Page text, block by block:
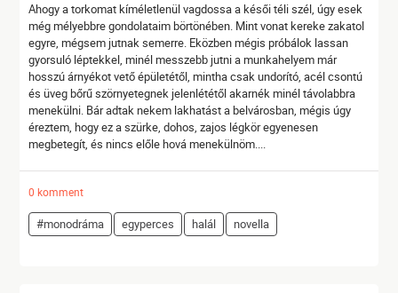
Ahogy a torkomat kíméletlenül vagdossa a késői téli szél, úgy esek
még mélyebbre gondolataim börtönében. Mint vonat kereke zakatol
egyre, mégsem jutnak semerre. Eközben mégis próbálok lassan
gyorsuló léptekkel, minél messzebb jutni a munkahelyem már
hosszú árnyékot vető épületétől, mintha csak undorító, acél csontú
és üveg bőrű szörnyetegnek jelenlététől akarnék minél távolabbra
menekülni. Bár adtak nekem lakhatást a belvárosban, mégis úgy
éreztem, hogy ez a szürke, dohos, zajos légkör egyenesen
megbetegít, és nincs előle hová menekülnöm....
0 komment
#monodráma egyperces halál novella